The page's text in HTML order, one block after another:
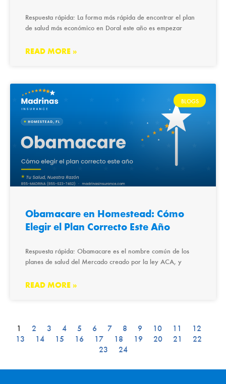
Respuesta rápida: La forma más rápida de encontrar el plan
de salud más económico en Doral este año es empezar
READ MORE »
BLOGS
Obamacare en Homestead: Cómo
Elegir el Plan Correcto Este Año
Respuesta rápida: Obamacare es el nombre común de los
planes de salud del Mercado creado por la ley ACA, y
READ MORE »
1 2 3 4 5 6 7 8 9 10 11
12
13
14 15 16 17 18 19 20 21
22
23
24